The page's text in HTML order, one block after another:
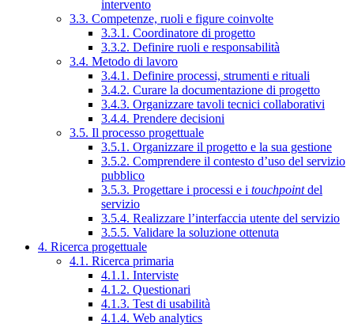
intervento
3.3. Competenze, ruoli e figure coinvolte
3.3.1. Coordinatore di progetto
3.3.2. Definire ruoli e responsabilità
3.4. Metodo di lavoro
3.4.1. Definire processi, strumenti e rituali
3.4.2. Curare la documentazione di progetto
3.4.3. Organizzare tavoli tecnici collaborativi
3.4.4. Prendere decisioni
3.5. Il processo progettuale
3.5.1. Organizzare il progetto e la sua gestione
3.5.2. Comprendere il contesto d’uso del servizio
pubblico
3.5.3. Progettare i processi e i touchpointdel
servizio
3.5.4. Realizzare l’interfaccia utente del servizio
3.5.5. Validare la soluzione ottenuta
4. Ricerca progettuale
4.1. Ricerca primaria
4.1.1. Interviste
4.1.2. Questionari
4.1.3. Test di usabilità
4.1.4. Web analytics